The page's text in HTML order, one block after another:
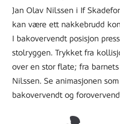
Jan Olav Nilssen i If
kan være ett nakkebrudd
I bakovervendt posisjon
stolryggen. Trykket fra
over en stor flate; fra
Nilssen. Se animasjonen
bakovervendt og